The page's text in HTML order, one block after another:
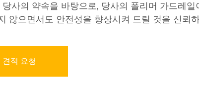
당사의 약속을 바탕으로, 당사의 폴리머 가드레일
않으면서도 안전성을 향상시켜 드릴 것을 신뢰
견적 요청